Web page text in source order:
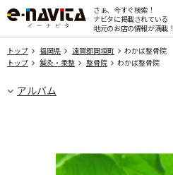
さぁ、今すぐ検索！
ナビタに掲載されている
地元のお店の情報が満載！
トップ 福岡県 遠賀郡岡垣町
わかば整骨院
トップ
鍼灸・柔整 整骨院 わかば整骨院
アルバム